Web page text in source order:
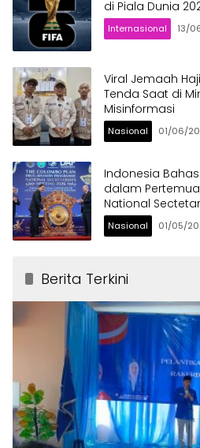
di Piala Dunia
Internasional 13/
Viral Jemaah
Tenda Saat di
Misinformasi
Nasional 01/06/
Indonesia
dalam
National
Nasional 01/05/
Berita Terkini